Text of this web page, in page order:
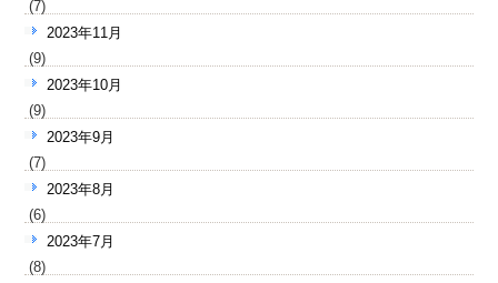
(7)
2023年11月
(9)
2023年10月
(9)
2023年9月
(7)
2023年8月
(6)
2023年7月
(8)